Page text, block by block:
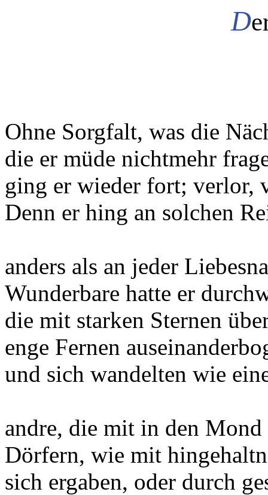
D
Ohne Sorgfalt, was die
die er müde nichtmehr
ging er wieder fort; verlor,
Denn er hing an solchen
anders als an jeder
Wunderbare hatte er
die mit starken Sternen
enge Fernen
und sich wandelten wie
andre, die mit in den Mond
Dörfern, wie mit
sich ergaben, oder durch